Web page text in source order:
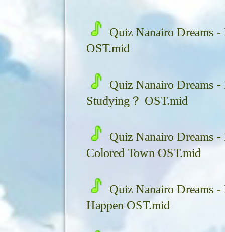
Quiz Nanairo Dreams
OST.mid
Quiz Nanairo Dreams
Studying？ OST.mid
Quiz Nanairo Dreams
Colored Town OST.mid
Quiz Nanairo Dreams
Happen OST.mid